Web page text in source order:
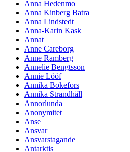
Anna Hedenmo
Anna Kinberg Batra
Anna Lindstedt
Anna-Karin Kask
Annat
Anne Careborg
Anne Ramberg
Annelie Bengtsson
Annie Lööf
Annika Bokefors
Annika Strandhäll
Annorlunda
Anonymitet
Anse
Ansvar
Ansvarstagande
Antarktis